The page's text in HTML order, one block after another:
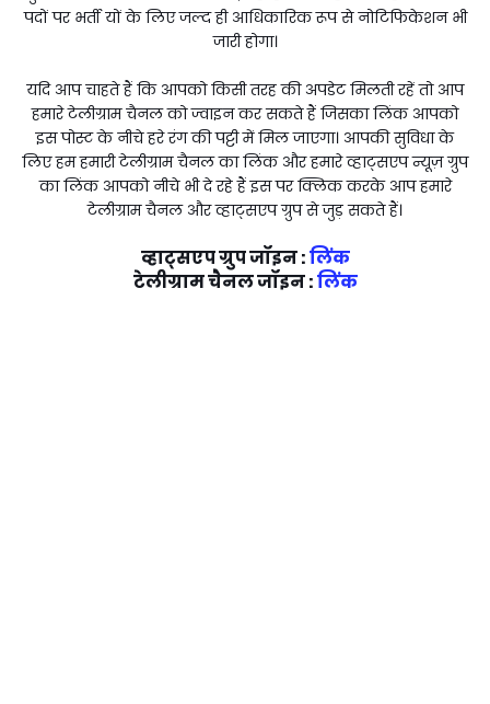
पदों पर भर्ती यों के लिए जल्द ही आधिकारिक रूप से नोटिफिकेशन भी
जारी होगा।
यदि आप चाहते हैं कि आपको किसी तरह की अपडेट मिलती रहें तो आप
हमारे टेलीग्राम चैनल को ज्वाइन कर सकते हैं जिसका लिंक आपको
इस पोस्ट के नीचे हरे रंग की पट्टी में मिल जाएगा। आपकी सुविधा के
लिए हम हमारी टेलीग्राम चैनल का लिंक और हमारे व्हाट्सएप न्यूज़ ग्रुप
का लिंक आपको नीचे भी दे रहे हैं इस पर क्लिक करके आप हमारे
टेलीग्राम चैनल और व्हाट्सएप ग्रुप से जुड़ सकते हैं।
व्हाट्सएप ग्रुप जॉइन :लिंक
टेलीग्राम चैनल जॉइन :लिंक